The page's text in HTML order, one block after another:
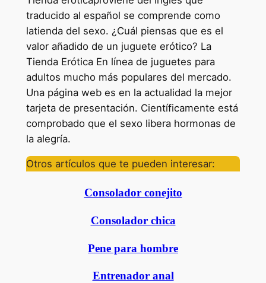
traducido al español se comprende como
latienda del sexo. ¿Cuál piensas que es el
valor añadido de un juguete erótico? La
Tienda Erótica En línea de juguetes para
adultos mucho más populares del mercado.
Una página web es en la actualidad la mejor
tarjeta de presentación. Científicamente está
comprobado que el sexo libera hormonas de
la alegría.
Otros artículos que te pueden interesar:
Consolador conejito
Consolador chica
Pene para hombre
Entrenador anal